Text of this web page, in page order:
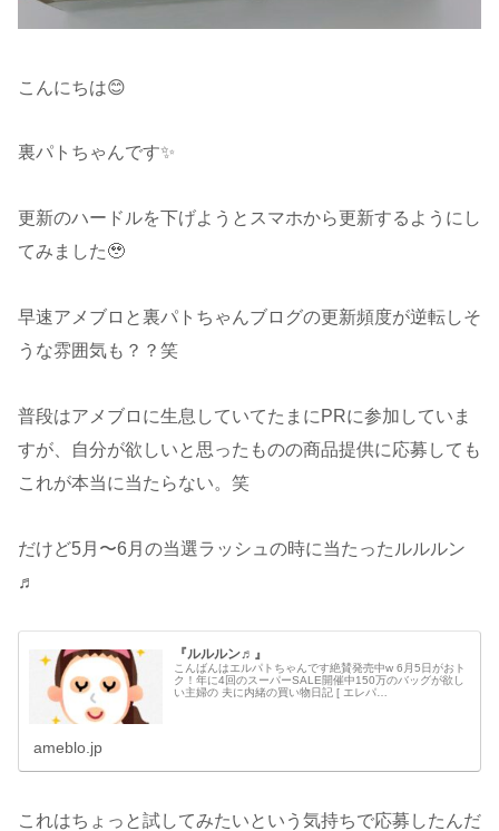
こんにちは😊
裏パトちゃんです✨
更新のハードルを下げようとスマホから更新するようにし
てみました🥹
早速アメブロと裏パトちゃんブログの更新頻度が逆転しそ
うな雰囲気も？？笑
普段はアメブロに生息していてたまにPRに参加していま
すが、自分が欲しいと思ったものの商品提供に応募しても
これが本当に当たらない。笑
だけど5月〜6月の当選ラッシュの時に当たったルルルン
♬
『ルルルン♬』
こんばんはエルパトちゃんです​絶賛発売中w 6月5日がおト
ク！年に4回のスーパーSALE開催中150万のバッグが欲し
い主婦の 夫に内緒の買い物日記 [ エレパ…
ameblo.jp
これはちょっと試してみたいという気持ちで応募したんだ